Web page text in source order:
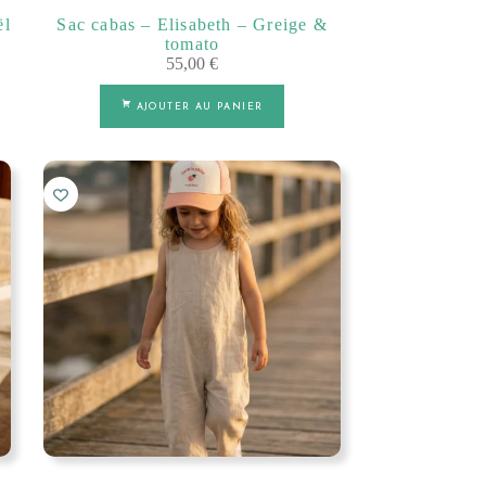
Sac cabas – Elisabeth – Greige &
tomato
55,00€
AJOUTER AU PANIER